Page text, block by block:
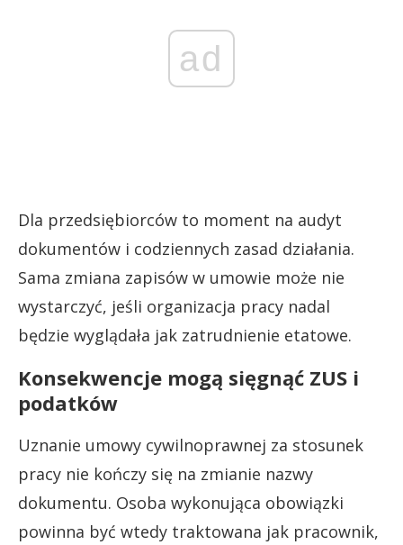
ad
Dla przedsiębiorców to moment na audyt
dokumentów i codziennych zasad działania.
Sama zmiana zapisów w umowie może nie
wystarczyć, jeśli organizacja pracy nadal
będzie wyglądała jak zatrudnienie etatowe.
Konsekwencje mogą sięgnąć ZUS i
podatków
Uznanie umowy cywilnoprawnej za stosunek
pracy nie kończy się na zmianie nazwy
dokumentu. Osoba wykonująca obowiązki
powinna być wtedy traktowana jak pracownik,